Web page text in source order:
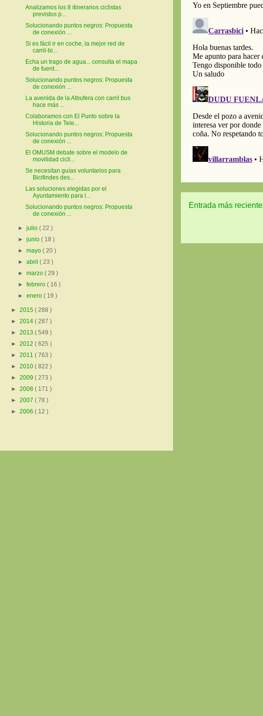
Entrada más reciente
Analizamos los 8 itinerarios ciclistas
previstos p...
Solucionando puntos negros: Propuesta
de conexión ...
Si es fácil ir en coche, la mejor red de
carril-bi...
Echa un trago de agua... consulta el mapa
de fuent...
Solucionando puntos negros: Propuesta
de conexión ...
La avenida de la Albufera con carril bus
hace más ...
Colaboramos con El Punto sobre la
Historia de Tele...
Solucionando puntos negros: Propuesta
de conexión ...
El OMUSM debate sobre el modelo de
movilidad cicli...
Se necesitan guías voluntarios para
Bicifindes des...
Las soluciones elegidas por el
Ayuntamiento para l...
Solucionando puntos negros: Propuesta
de conexión ...
►julio( 22 )
►junio( 18 )
►mayo( 20 )
►abril( 23 )
►marzo( 29 )
►febrero( 16 )
►enero( 19 )
► 2015 ( 288 )
► 2014 ( 287 )
► 2013 ( 549 )
► 2012 ( 625 )
► 2011 ( 763 )
► 2010 ( 822 )
► 2009 ( 273 )
► 2008 ( 171 )
► 2007 ( 78 )
► 2006 ( 12 )